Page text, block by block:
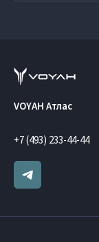
VOYAH Атлас
+7 (493) 233-44-44